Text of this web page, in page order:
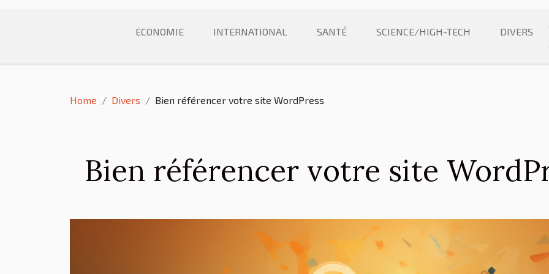
ECONOMIE INTERNATIONAL SANTÉ SCIENCE/HIGH-TECH DIVERS
Home Divers Bien référencer votre site WordPress
Bien référencer votre site